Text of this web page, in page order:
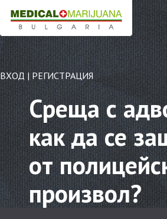
ВХОД | РЕГИСТРАЦИЯ
Среща с
как да се
от
произвол?